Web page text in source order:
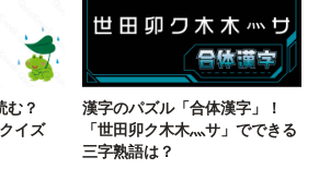
む？
イズ
漢字のパズル「合体漢字」！
「世田卯ク木木灬サ」でできる
三字熟語は？